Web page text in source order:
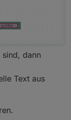
sind, dann
Text aus